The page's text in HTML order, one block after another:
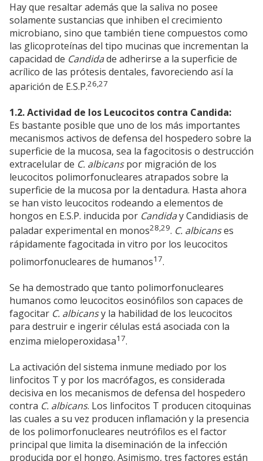
Hay que resaltar además que la saliva no posee
solamente sustancias que inhiben el crecimiento
microbiano, sino que también tiene compuestos como
las glicoproteínas del tipo mucinas que incrementan la
capacidad de Candidade adherirse a la superficie de
acrílico de las prótesis dentales, favoreciendo así la
aparición de E.S.P.26,27
1.2. Actividad de los Leucocitos contra Candida:
Es bastante posible que uno de los más importantes
mecanismos activos de defensa del hospedero sobre la
superficie de la mucosa, sea la fagocitosis o destrucción
extracelular de C. albicanspor migración de los
leucocitos polimorfonucleares atrapados sobre la
superficie de la mucosa por la dentadura. Hasta ahora
se han visto leucocitos rodeando a elementos de
hongos en E.S.P. inducida por Candiday Candidiasis de
paladar experimental en monos28,29. C. albicanses
rápidamente fagocitada in vitro por los leucocitos
polimorfonucleares de humanos17.
Se ha demostrado que tanto polimorfonucleares
humanos como leucocitos eosinófilos son capaces de
fagocitar C. albicansy la habilidad de los leucocitos
para destruir e ingerir células está asociada con la
enzima mieloperoxidasa17.
La activación del sistema inmune mediado por los
linfocitos T y por los macrófagos, es considerada
decisiva en los mecanismos de defensa del hospedero
contra C. albicans. Los linfocitos T producen citoquinas
las cuales a su vez producen inflamación y la presencia
de los polimorfonucleares neutrófilos es el factor
principal que limita la diseminación de la infección
producida por el hongo. Asimismo, tres factores están